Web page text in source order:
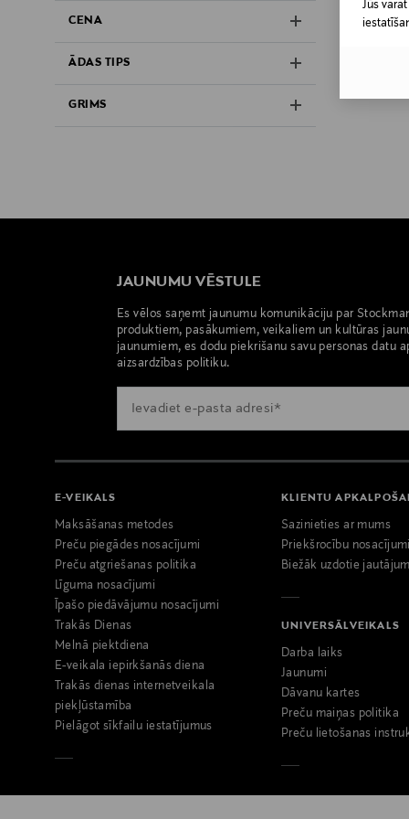
Jūs
CENA
ĀDAS TIPS
GRIMS
JAUNUMU VĒSTULE
Es vēlos saņemt jaunumu komunikāciju par
produktiem, pasākumiem, veikaliem un kultūras
jaunumiem, es dodu piekrišanu savu personas datu
aizsardzības politiku.
E-VEIKALS
Maksāšanas metodes
Preču piegādes nosacījumi
Preču atgriešanas politika
Līguma nosacījumi
Īpašo piedāvājumu nosacījumi
Trakās Dienas
Melnā piektdiena
E-veikala iepirkšanās diena
Trakās dienas internetveikala
piekļūstamība
Pielāgot sīkfailu iestatījumus
KLIENTU
Sazinieties ar mums
Priekšrocību nosacījumi
Biežāk uzdotie
UNIVERSĀLVEIKALS
Darba laiks
Jaunumi
Dāvanu kartes
Preču maiņas politika
Preču lietošanas